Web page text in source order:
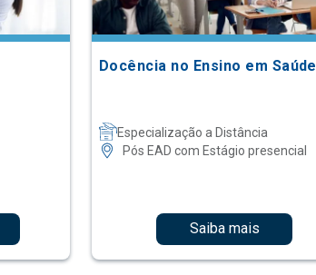
Docência no Ensino em Saúde
Especialização a Distância
Pós EAD com Estágio presencial
Saiba mais